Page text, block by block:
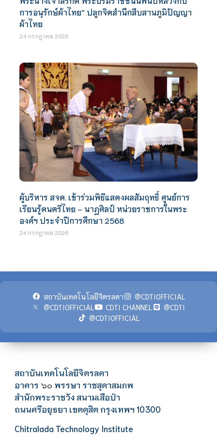
การอนุรักษ์ผ้าไทย” ปลูกจิตสำนึกสืบสานภูมิปัญญา
ผ้าไทย
24 กรกฎาคม 2026
ผู้บริหาร สจด. เข้าร่วมพิธีแสดงผลสัมฤทธิ์ ศูนย์การ
เรียนรู้ดนตรีไทย – นาฏศิลป์ หน่วยราชการในพระ
องค์ฯ ประจำปีการศึกษา 2568
24 กรกฎาคม 2026
สถาบันเทคโนโลยีจิตรลดา
@CDTIOFFICIAL
@CDTIOFFICIAL
CDTI CHANNEL
@CDTI
@CDTIOFFICIAL
สถาบันเทคโนโลยีจิตรลดา
อาคาร ๖๐ พรรษา ราชสุดาสมภพ
สำนักพระราชวัง สนามเสือป่า
ถนนศรีอยุธยา เขตดุสิต กรุงเทพฯ 10300
Chitralada Technology Institute